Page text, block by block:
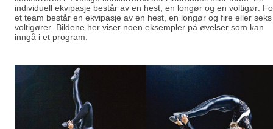
individuell ekvipasje består av en hest, en longør og en voltigør.
et team består en ekvipasje av en hest, en longør og fire eller seks
voltigører. Bildene her viser noen eksempler på øvelser som kan
inngå i et program.